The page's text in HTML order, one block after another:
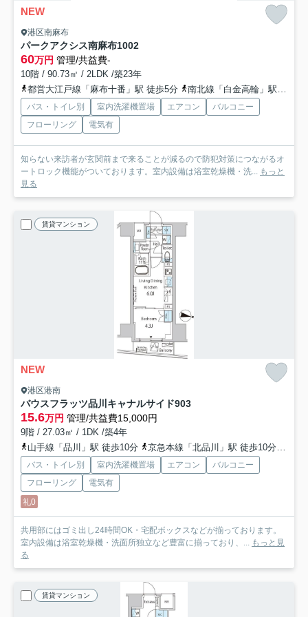
NEW
港区南麻布
パークアクシス南麻布1002
60万円 管理/共益費-
10階 / 90.73㎡ / 2LDK /築23年
都営大江戸線「麻布十番」駅 徒歩5分
南北線「白金高輪」駅 徒歩12分
バス・トイレ別 室内洗濯機置場 エアコン
バルコニー
フローリング
電気有
知らない来訪者が玄関前まで来ることが減るので防犯対策につながるオ
ートロック機能がついております。室内設備は浴室乾燥機・洗... もっと
見る
賃貸マンション
NEW
港区港南
バウスフラッツ品川キャナルサイド903
15.6万円 管理/共益費15,000円
9階 / 27.03㎡ / 1DK /築4年
山手線「品川」駅 徒歩10分
京急本線「北品川」駅 徒歩10分
バス・トイレ別 室内洗濯機置場 エアコン
バルコニー
フローリング
電気有
礼0
共用部にはゴミ出し24時間OK・宅配ボックスなどが揃っております。
室内設備は浴室乾燥機・洗面所独立など豊富に揃っており、... もっと見
る
賃貸マンション